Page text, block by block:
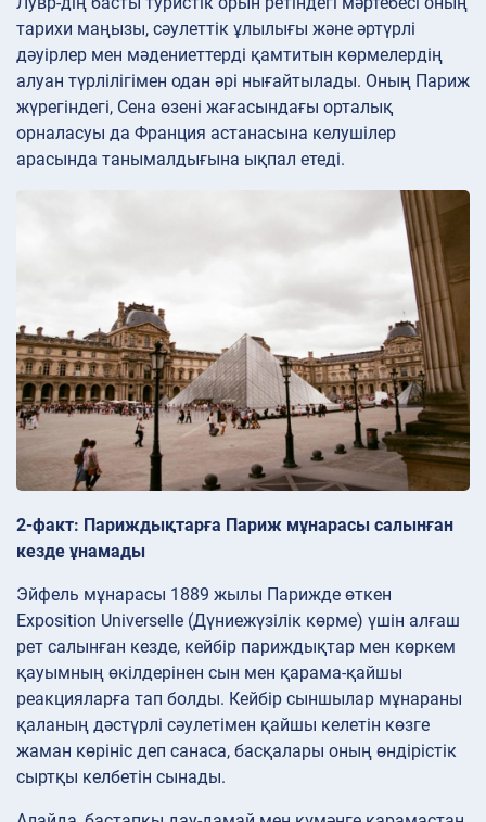
тарихи маңызы, сәулеттік ұлылығы және әртүрлі
дәуірлер мен мәдениеттерді қамтитын көрмелердің
алуан түрлілігімен одан әрі нығайтылады. Оның Париж
жүрегіндегі, Сена өзені жағасындағы орталық
орналасуы да Франция астанасына келушілер
арасында танымалдығына ықпал етеді.
2-факт: Париждықтарға Париж мұнарасы салынған
кезде ұнамады
Эйфель мұнарасы 1889 жылы Парижде өткен
Exposition Universelle (Дүниежүзілік көрме) үшін алғаш
рет салынған кезде, кейбір париждықтар мен көркем
қауымның өкілдерінен сын мен қарама-қайшы
реакцияларға тап болды. Кейбір сыншылар мұнараны
қаланың дәстүрлі сәулетімен қайшы келетін көзге
жаман көрініс деп санаса, басқалары оның өндірістік
сыртқы келбетін сынады.